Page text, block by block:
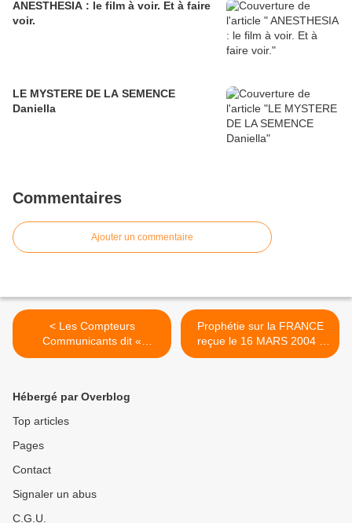
ANESTHESIA : le film à voir. Et à faire
voir.
LE MYSTERE DE LA SEMENCE
Daniella
Commentaires
Ajouter un commentaire
< Les Compteurs
Communicants dit «
Intelligents » Marlène Joly
Prophétie sur la FRANCE
reçue le 16 MARS 2004 -
Colette Ruault >
Hébergé par Overblog
Top articles
Pages
Contact
Signaler un abus
C.G.U.